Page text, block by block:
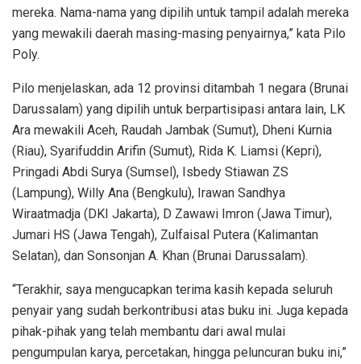
mereka. Nama-nama yang dipilih untuk tampil adalah mereka
yang mewakili daerah masing-masing penyairnya,” kata Pilo
Poly.
Pilo menjelaskan, ada 12 provinsi ditambah 1 negara (Brunai
Darussalam) yang dipilih untuk berpartisipasi antara lain, LK
Ara mewakili Aceh, Raudah Jambak (Sumut), Dheni Kurnia
(Riau), Syarifuddin Arifin (Sumut), Rida K. Liamsi (Kepri),
Pringadi Abdi Surya (Sumsel), Isbedy Stiawan ZS
(Lampung), Willy Ana (Bengkulu), Irawan Sandhya
Wiraatmadja (DKI Jakarta), D Zawawi Imron (Jawa Timur),
Jumari HS (Jawa Tengah), Zulfaisal Putera (Kalimantan
Selatan), dan Sonsonjan A. Khan (Brunai Darussalam).
“Terakhir, saya mengucapkan terima kasih kepada seluruh
penyair yang sudah berkontribusi atas buku ini. Juga kepada
pihak-pihak yang telah membantu dari awal mulai
pengumpulan karya, percetakan, hingga peluncuran buku ini,”